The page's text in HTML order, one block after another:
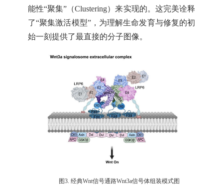
能性“聚集”（Clustering）来实现的。这完美诠释
了“聚集激活模型”，为理解生命发育与修复的初
始一刻提供了最直接的分子图像。
图3. 经典Wnt信号通路Wnt3a信号体组装模式图